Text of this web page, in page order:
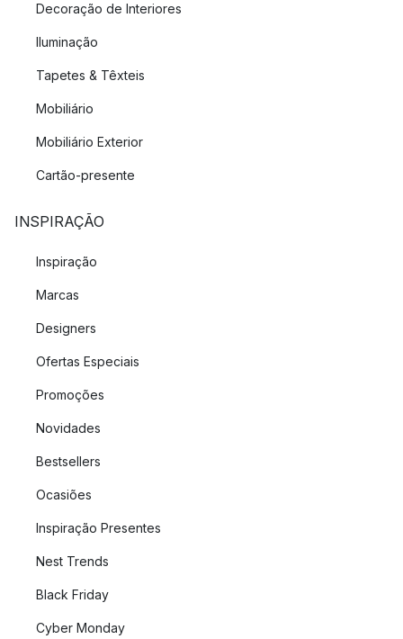
Decoração de Interiores
Iluminação
Tapetes & Têxteis
Mobiliário
Mobiliário Exterior
Cartão-presente
INSPIRAÇÃO
Inspiração
Marcas
Designers
Ofertas Especiais
Promoções
Novidades
Bestsellers
Ocasiões
Inspiração Presentes
Nest Trends
Black Friday
Cyber Monday